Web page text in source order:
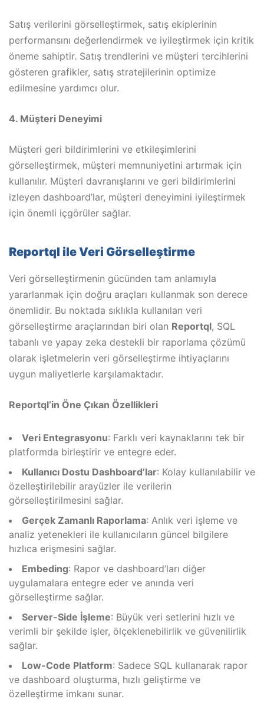
Satış verilerini görselleştirmek, satış ekiplerinin
performansını değerlendirmek ve iyileştirmek için kritik
öneme sahiptir. Satış trendlerini ve müşteri tercihlerini
gösteren grafikler, satış stratejilerinin optimize
edilmesine yardımcı olur.
4. Müşteri Deneyimi
Müşteri geri bildirimlerini ve etkileşimlerini
görselleştirmek, müşteri memnuniyetini artırmak için
kullanılır. Müşteri davranışlarını ve geri bildirimlerini
izleyen dashboard’lar, müşteri deneyimini iyileştirmek
için önemli içgörüler sağlar.
Reportql ile Veri Görselleştirme
Veri görselleştirmenin gücünden tam anlamıyla
yararlanmak için doğru araçları kullanmak son derece
önemlidir. Bu noktada sıklıkla kullanılan veri
görselleştirme araçlarından biri olan Reportql, SQL
tabanlı ve yapay zeka destekli bir raporlama çözümü
olarak işletmelerin veri görselleştirme ihtiyaçlarını
uygun maliyetlerle karşılamaktadır.
Reportql’in Öne Çıkan Özellikleri
Veri Entegrasyonu: Farklı veri kaynaklarını tek bir
platformda birleştirir ve entegre eder.
Kullanıcı Dostu Dashboard’lar: Kolay kullanılabilir ve
özelleştirilebilir arayüzler ile verilerin
görselleştirilmesini sağlar.
Gerçek Zamanlı Raporlama: Anlık veri işleme ve
analiz yetenekleri ile kullanıcıların güncel bilgilere
hızlıca erişmesini sağlar.
Embeding: Rapor ve dashboard’ları diğer
uygulamalara entegre eder ve anında veri
görselleştirme sağlar.
Server-Side İşleme: Büyük veri setlerini hızlı ve
verimli bir şekilde işler, ölçeklenebilirlik ve güvenilirlik
sağlar.
Low-Code Platform: Sadece SQL kullanarak rapor
ve dashboard oluşturma, hızlı geliştirme ve
özelleştirme imkanı sunar.